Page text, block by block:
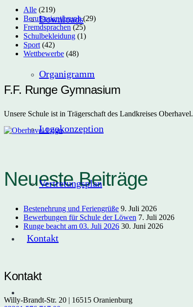
Downloads
Organigramm
Logokonzeption
Vertretungsplan
Kontakt
Alle (219)
Berufsorientierung(29)
Fremdsprachen (25)
Schulbekleidung (1)
Sport (42)
Wettbewerbe (48)
F.F. Runge Gymnasium
Unsere Schule ist in Trägerschaft des Landkreises Oberhavel.
Neueste Beiträge
Bestenehrung und Feriengrüße 9. Juli 2026
Bewerbungen für Schule der Löwen 7. Juli 2026
Runge beacht am 03. Juli 2026 30. Juni 2026
Kontakt
Willy-Brandt-Str. 20 | 16515 Oranienburg